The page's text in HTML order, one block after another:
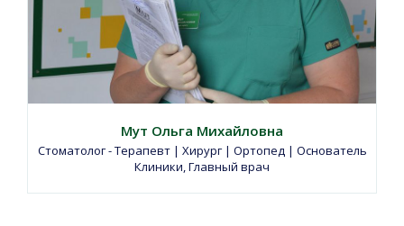
Мут Ольга Михайловна
Стоматолог - Терапевт | Хирург | Ортопед | Основатель
Клиники, Главный врач